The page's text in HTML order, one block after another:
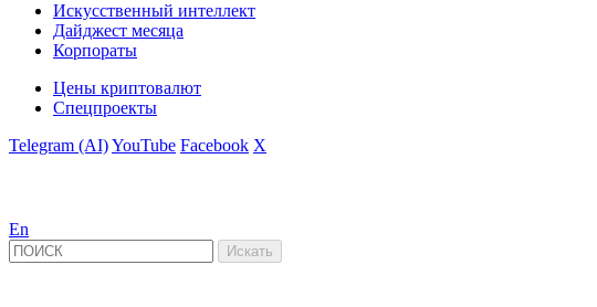
Искусственный интеллект
Дайджест месяца
Корпораты
Цены криптовалют
Спецпроекты
Telegram (AI)YouTube Facebook X
En